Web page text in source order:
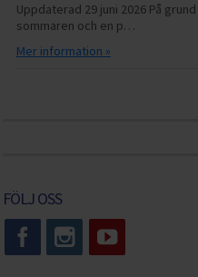
Uppdaterad 29 juni 2026 På
sommaren och en p…
Mer information »
FÖLJ OSS